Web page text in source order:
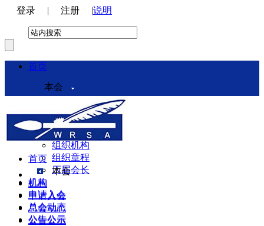
登录 | 注册 |说明
首页
本会
本会介绍
领导机构
理事会
组织机构
组织章程
历届会长
机构
申请入会
总会动态
公告公示
首页
本会
机构
申请入会
总会动态
公告公示